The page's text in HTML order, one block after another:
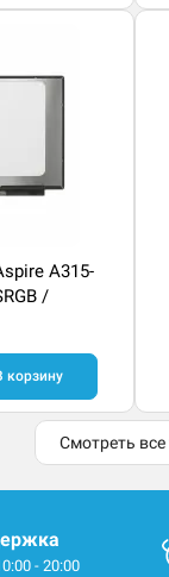
A315-
/
корзину
Смотреть
- 20:00